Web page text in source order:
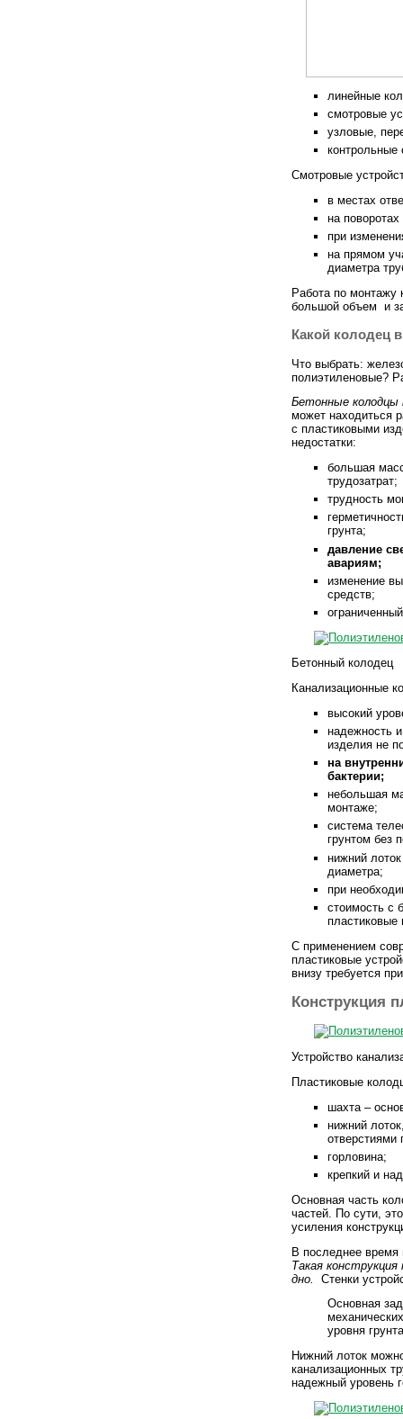
линейные
смотровые
узловые,
контрольные
Смотровые
в местах
на поворотах
при
на прямом
диаметра
Работа по монтажу
большой объем и
Какой колодец
Что выбрать:
полиэтиленовые?
Бетонные колодцы
может находиться
с пластиковыми
недостатки:
большая
трудозатрат;
трудность
грунта;
давление
авариям;
изменение
средств;
Бетонный колодец
Канализационные
высокий
надежность
изделия не
на
бактерии;
небольшая
монтаже;
система
грунтом без
нижний
диаметра;
при
стоимость с
С применением
пластиковые
внизу требуется
Конструкция
Устройство
Пластиковые
шахта –
нижний
отверстиями
горловина;
крепкий и
Основная часть
частей. По сути,
усиления
В последнее время
Такая
дно.
Стенки
Основная
уровня
Нижний лоток
канализационных
надежный уровень